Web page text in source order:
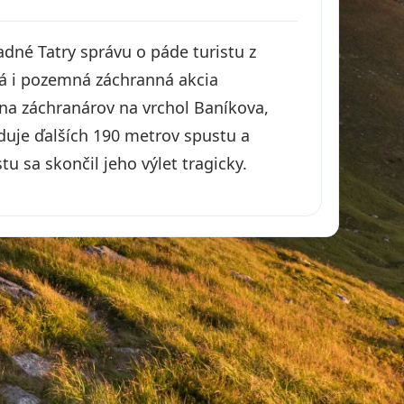
Tatry správu o páde turistu z
i pozemná záchranná akcia
záchranárov na vrchol Baníkova,
ďalších 190 metrov spustu a
sa skončil jeho výlet tragicky.